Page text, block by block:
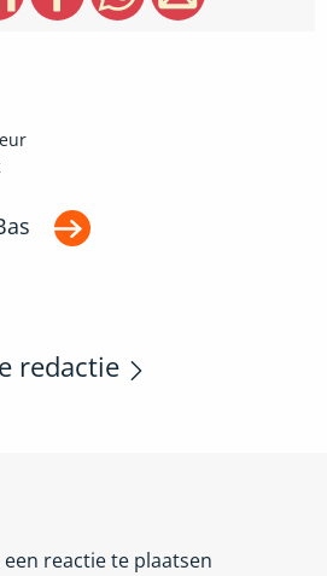
redactie
reactie te plaatsen